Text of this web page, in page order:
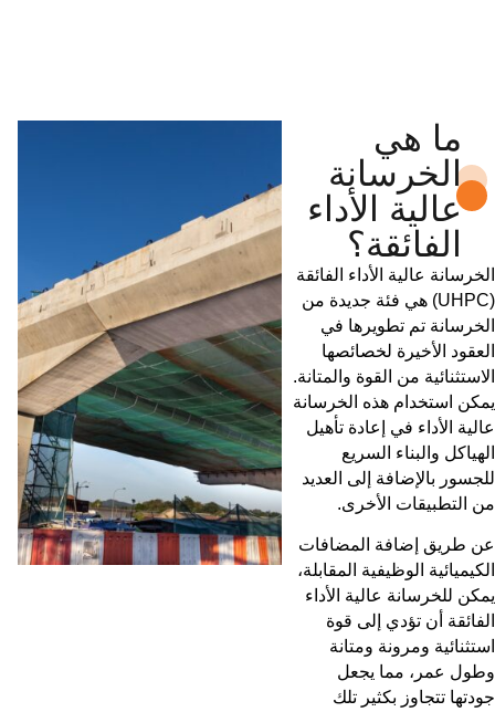
ما هي
الخرسانة
عالية الأداء
الفائقة؟
الخرسانة عالية الأداء الفائقة
(UHPC) هي فئة جديدة من
الخرسانة تم تطويرها في
العقود الأخيرة لخصائصها
الاستثنائية من القوة والمتانة.
يمكن استخدام هذه الخرسانة
عالية الأداء في إعادة تأهيل
الهياكل والبناء السريع
للجسور بالإضافة إلى العديد
من التطبيقات الأخرى.
عن طريق إضافة المضافات
الكيميائية الوظيفية المقابلة،
يمكن للخرسانة عالية الأداء
الفائقة أن تؤدي إلى قوة
استثنائية ومرونة ومتانة
وطول عمر، مما يجعل
جودتها تتجاوز بكثير تلك